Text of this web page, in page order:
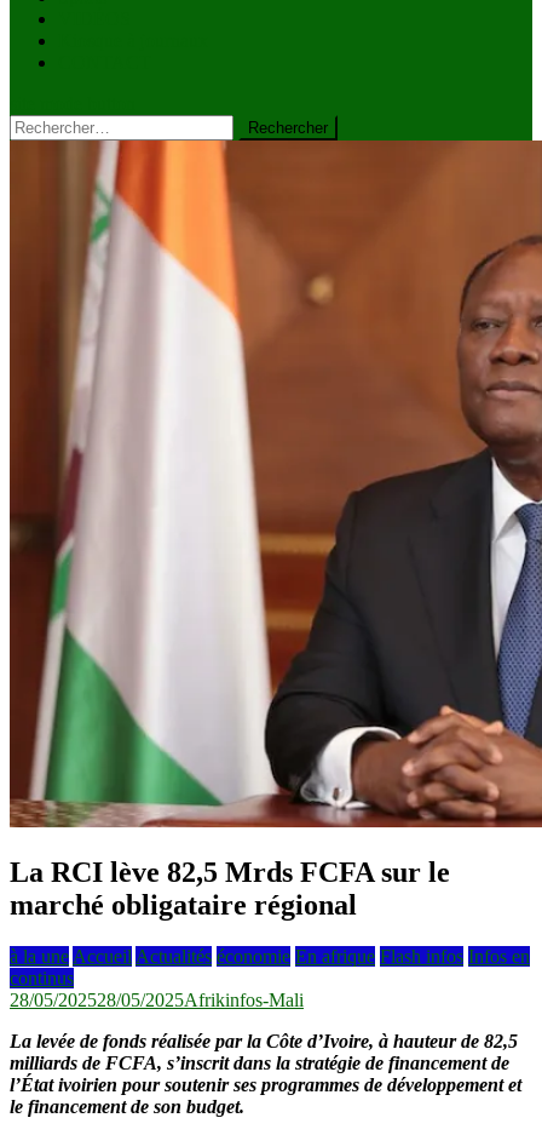
Rechercher :
La RCI lève 82,5 Mrds FCFA sur le
marché obligataire régional
à la une Accueil Actualités économie En afrique Flash infos Infos en
continus
28/05/202528/05/2025Afrikinfos-Mali
La levée de fonds réalisée par la Côte d’Ivoire, à hauteur de 82,5
milliards de FCFA, s’inscrit dans la stratégie de financement de
l’État ivoirien pour soutenir ses programmes de développement et
le financement de son budget.